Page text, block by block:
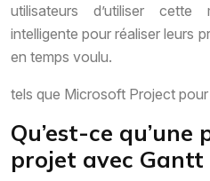
utilisateurs d’utiliser cette
intelligente pour réaliser leurs
en temps voulu.
tels que Microsoft Project
Qu’est-ce
projet avec Gantt